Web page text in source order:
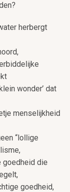
herbergt
wonder’ dat
menselijkheid
“lollige
goedheid die
goedheid,